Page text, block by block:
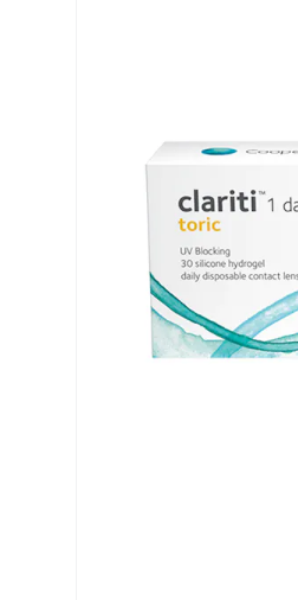
Biofinity
Proclear
SofLens